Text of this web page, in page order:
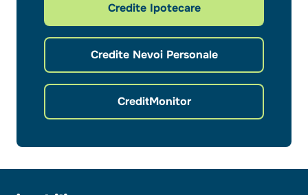
Credite Ipotecare
Credite Nevoi Personale
CreditMonitor